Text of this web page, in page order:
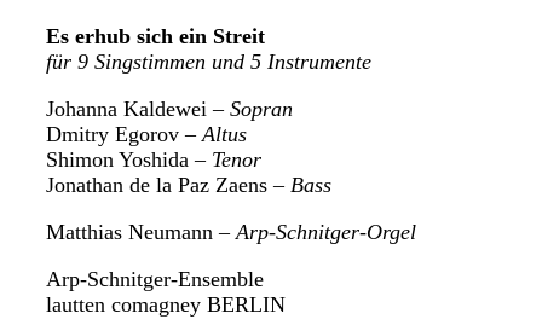
Es erhub sich ein Streit
für 9 Singstimmen und 5 Instrumente
Johanna Kaldewei – Sopran
Dmitry Egorov –Altus
Shimon Yoshida – Tenor
Jonathan de la Paz Zaens – Bass
Matthias Neumann –Arp-Schnitger-Orgel
Arp-Schnitger-Ensemble
lautten comagney BERLIN